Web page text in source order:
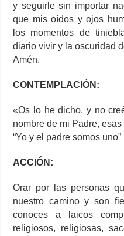
y seguirle sin importar
que mis oídos y ojos
los momentos de
diario vivir y la oscuridad
Amén.
CONTEMPLACIÓN:
«Os lo he dicho, y no
nombre de mi Padre,
“Yo y el padre somos uno”
ACCIÓN:
Orar por las personas
nuestro camino y son
conoces a laicos
religiosos, religiosas,